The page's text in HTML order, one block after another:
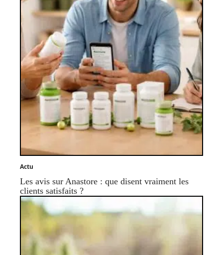
Actu
Les avis sur Anastore : que disent vraiment les
clients satisfaits ?